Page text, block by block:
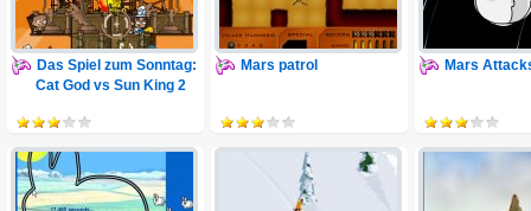
Das Spiel zum Sonntag:
Cat God vs Sun King 2
Mars patrol Mars